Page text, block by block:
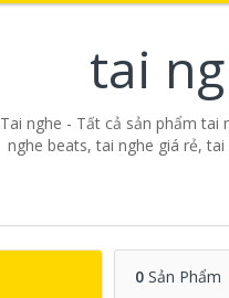
tai
Tai nghe - Tất cả sản phẩm
nghe beats, tai nghe giá rẻ,
0Sản Phẩm